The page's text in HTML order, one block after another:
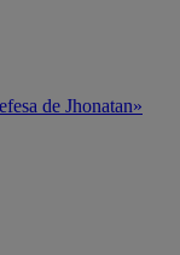
de Jhonatan»